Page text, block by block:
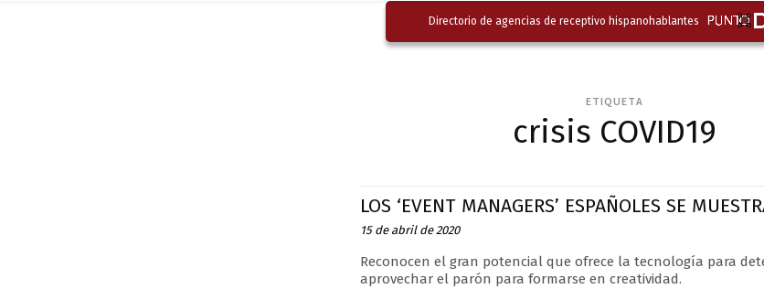
Directorio de agencias de receptivo hispanohablantes
ETIQUETA
crisis COVID19
LOS ‘EVENT MANAGERS’ ESPAÑOLES SE
15 de abril de 2020
Reconocen el gran potencial que ofrece la tecnología para
aprovechar el parón para formarse en creatividad.